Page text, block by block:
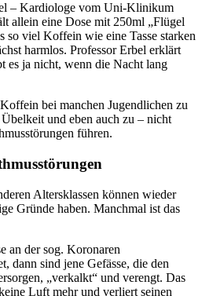
– Kardiologe vom Uni-Klinikum
allein eine Dose mit 250ml „Flügel
so viel Koffein wie eine Tasse starken
harmlos. Professor Erbel erklärt
es ja nicht, wenn die Nacht lang
bei manchen Jugendlichen zu
und eben auch zu – nicht
führen.
Altersklassen können wieder
Gründe haben. Manchmal ist das
an der sog. Koronaren
dann sind jene Gefässe, die den
„verkalkt“ und verengt. Das
Luft mehr und verliert seinen